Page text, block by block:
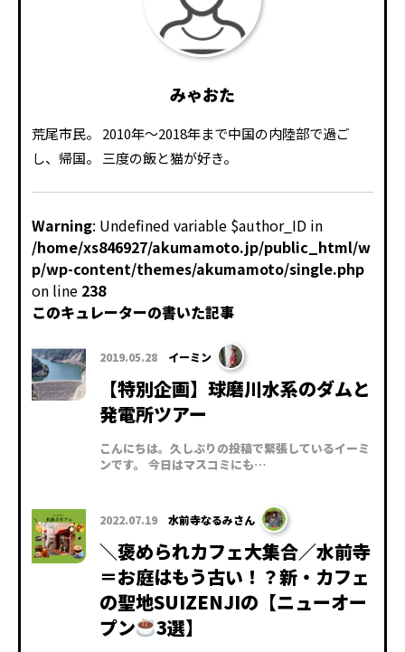
みゃおた
荒尾市民。 2010年～2018年まで中国の内陸部で過ご
し、帰国。 三度の飯と猫が好き。
Warning: Undefined variable $author_ID in
/home/xs846927/akumamoto.jp/public_html/w
p/wp-content/themes/akumamoto/single.php
on line 238
このキュレーターの書いた記事
2019.05.28 イーミン
【特別企画】球磨川水系のダムと
発電所ツアー
こんにちは。久しぶりの投稿で緊張しているイーミ
ンです。 今日はマスコミにも…
2022.07.19 水前寺なるみさん
＼褒められカフェ大集合／水前寺
＝お庭はもう古い！？新・カフェ
の聖地SUIZENJIの【ニューオー
プン
3選】